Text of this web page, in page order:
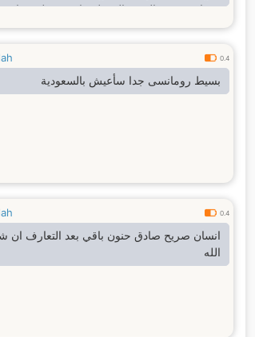
رومانسى من الزمن الجميل - اعيش على
وقيم اتمنى ان تعود مره اخرى - احترم المراة
جدا0.4
بسيط رومانسى جدا سأعيش بالسعودية
0.4
انسان صريح صادق حنون باقي بعد التعارف ان
الله